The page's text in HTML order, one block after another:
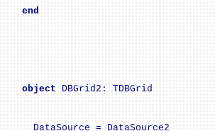
end
object DBGrid2: TDBGrid
DataSource = DataSource2